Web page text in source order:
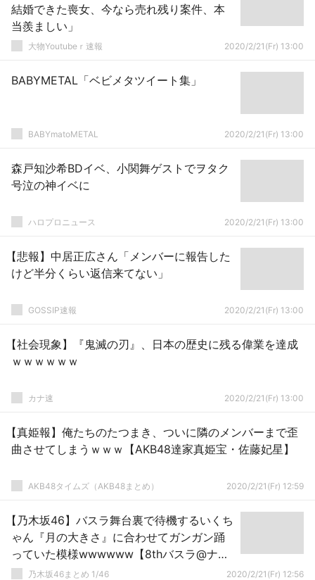
結婚できた喪女、今なら売れ残り案件、本
当羨ましい」
大物Youtubeｒ速報 2020/2/21(Fr) 13:00
BABYMETAL「ベビメタツイート集」
BABYmatoMETAL 2020/2/21(Fr) 13:00
森戸知沙希BDイベ、小関舞ゲストでヲタク
号泣の神イベに
ハロプロニュース 2020/2/21(Fr) 13:00
【悲報】中居正広さん「メンバーに報告した
けど半分くらい返信来てない」
GOSSIP速報 2020/2/21(Fr) 13:00
【社会現象】『鬼滅の刃』、日本の歴史に残る偉業を達成
ｗｗｗｗｗｗ
カナ速 2020/2/21(Fr) 13:00
【真姫報】俺たちのたつまき、ついに隣のメンバーまで歪
曲させてしまうｗｗｗ【AKB48達家真姫宝・佐藤妃星】
AKB48タイムズ（AKB48まとめ） 2020/2/21(Fr) 12:59
【乃木坂46】バスラ舞台裏で待機するいくち
ゃん『月の大きさ』に合わせてガンガン踊
っていた模様wwwwww【8thバスラ@ナゴ
ヤドーム1日目】
乃木坂46まとめ 1/46 2020/2/21(Fr) 12:56